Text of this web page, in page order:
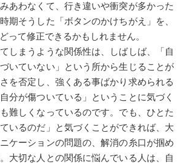
あわなくて、行き違いや衝突が多かった
期そうした「ボタンのかけちがえ」を、
って修正できるかもしれません。
しまうような関係性は、しばしば、「自
いていない」という所から生じることが
を否定し、強くある事ばかり求められる
分が傷ついている」ということに気づく
難しくなっているのです。でも、ひとた
いるのだ」と気づくことができれば、大
ケーションの問題の、解消の糸口が掴め
大切な人との関係に悩んでいる人は、自